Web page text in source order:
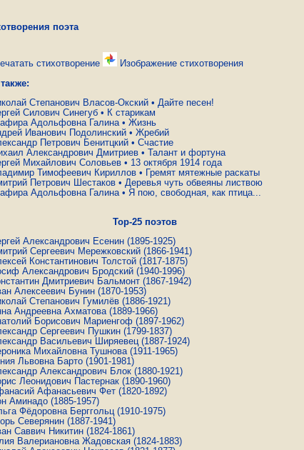
поэта
стихотворение
Изображение стихотворения
Степанович Власов-Окский • Дайте песен!
Силович Синегуб • К старикам
Адольфовна Галина• Жизнь
Иванович Подолинский • Жребий
Петрович Бенитцкий • Счастие
Александрович Дмитриев • Талант и фортуна
Михайлович Соловьев • 13 октября 1914 года
Тимофеевич Кириллов • Гремят мятежные раскаты
Петрович Шестаков • Деревья чуть обвеяны листвою
Адольфовна Галина• Я пою, свободная, как птица...
Top-25 поэтов
Александрович Есенин (1895-1925)
Сергеевич Мережковский (1866-1941)
Константинович Толстой (1817-1875)
Александрович Бродский (1940-1996)
Дмитриевич Бальмонт (1867-1942)
Алексеевич Бунин (1870-1953)
Степанович Гумилёв (1886-1921)
Андреевна Ахматова(1889-1966)
Борисович Мариенгоф (1897-1962)
Сергеевич Пушкин (1799-1837)
Васильевич Ширяевец(1887-1924)
Михайловна Тушнова(1911-1965)
Львовна Барто (1901-1981)
Александрович Блок (1880-1921)
Леонидович Пастернак (1890-1960)
Афанасьевич Фет (1820-1892)
Аминадо (1885-1957)
Фёдоровна Берггольц(1910-1975)
Северянин (1887-1941)
Саввич Никитин (1824-1861)
Валериановна Жадовская (1824-1883)